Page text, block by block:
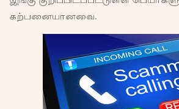
கற்பனையானவை.